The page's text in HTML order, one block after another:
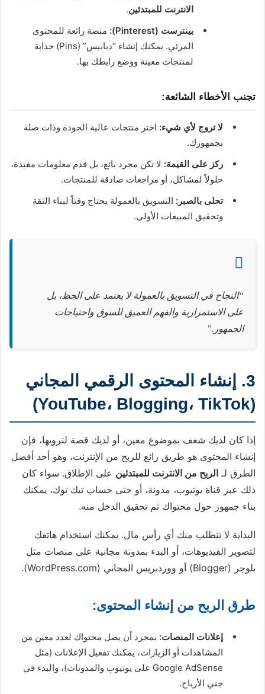
الانترنت للمبتدئين.
بينترست (Pinterest):
منصة رائعة للمحتوى
المرئي. يمكنك إنشاء “دبابيس” (Pins) جذابة
لمنتجات معينة ووضع رابطك بها.
تجنب الأخطاء الشائعة:
لا تروج لأي شيء: اختر منتجات عالية الجودة وذات صلة
بجمهورك.
ركز على القيمة: لا تكن مجرد بائع، بل قدم معلومات مفيدة،
حلولاً لمشاكل، أو مراجعات صادقة للمنتجات.
تحلى بالصبر: التسويق بالعمولة يحتاج وقتاً لبناء الثقة
وتحقيق المبيعات الأولى.
“النجاح في التسويق بالعمولة لا يعتمد على الحظ، بل
على الاستمرارية والفهم العميق للسوق واحتياجات
الجمهور.”
3. إنشاء المحتوى الرقمي المجاني
(YouTube، Blogging، TikTok)
إذا كان لديك شغف بموضوع معين، أو لديك قصة لترويها، فإن
إنشاء المحتوى هو طريق رائع للربح من الإنترنت، وهو أحد أفضل
الطرق لـ الربح من الانترنت للمبتدئين على الإطلاق. سواء كان
ذلك عبر قناة يوتيوب، مدونة، أو حتى حساب تيك توك، يمكنك
بناء جمهور حول محتواك ثم تحقيق الدخل منه.
البداية لا تتطلب منك أي رأس مال. يمكنك استخدام هاتفك
لتصوير الفيديوهات، أو البدء بمدونة مجانية على منصات مثل
بلوجر (Blogger) أو ووردبريس المجاني (WordPress.com).
طرق الربح من إنشاء المحتوى:
إعلانات المنصات: بمجرد أن يصل محتواك لعدد معين من
المشاهدات أو الزيارات، يمكنك تفعيل الإعلانات (مثل
Google AdSense على يوتيوب والمدونات)، والبدء في
جني الأرباح.